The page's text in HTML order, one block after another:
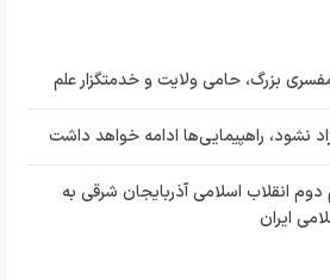
بزرگ، حامی ولایت و خدمتگزار علم
نشود، راهپیمایی‌ها ادامه خواهد داشت
انقلاب اسلامی آذربایجان شرقی به
ایران